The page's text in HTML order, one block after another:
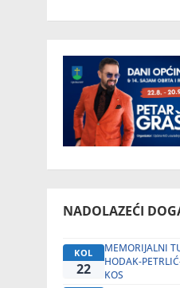
NADOLAZEĆI
KOL
22
MEMORIJALNI
HODAK-
KOS